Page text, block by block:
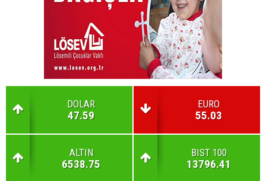
DOLAR
47.59
EURO
55.03
ALTIN
6538.75
BIST 100
13796.41